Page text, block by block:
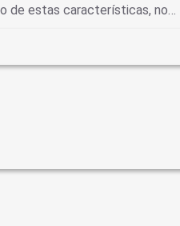
de estas características, no…